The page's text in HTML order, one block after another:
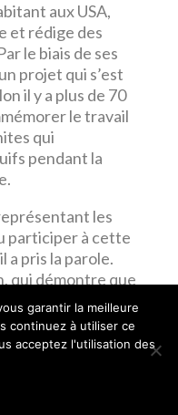
aux USA,
et rédige des
le biais de ses
projet qui s’est
il y a plus de 70
le travail
qui
pendant la
les
participer à cette
a pris la parole.
qui démontre que
ne sont pas
garantir la meilleure
continuez à utiliser ce
acceptez l'utilisation des